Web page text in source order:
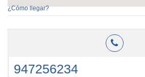
¿Cómo llegar?
947256234